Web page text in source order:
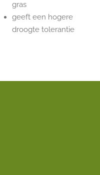
gras
geeft een hogere
droogte tolerantie